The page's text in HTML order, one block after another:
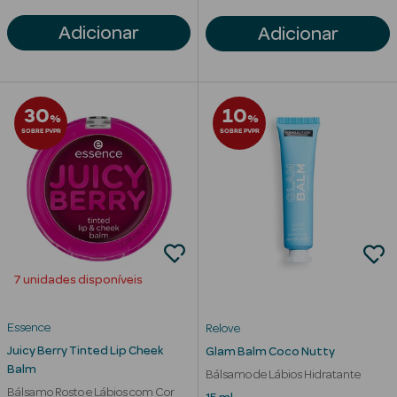
Ver Tudo
Adicionar Adicionar
30%
SOBRE PVPR
7 unidades disponíveis
Essence
Juicy Berry Tinted Lip Cheek
Balm
Bálsamo Rosto e Lábios com Cor
10%
SOBRE PVPR
Relove
Glam Balm Coco Nutty
Bálsamo de Lábios Hidratante